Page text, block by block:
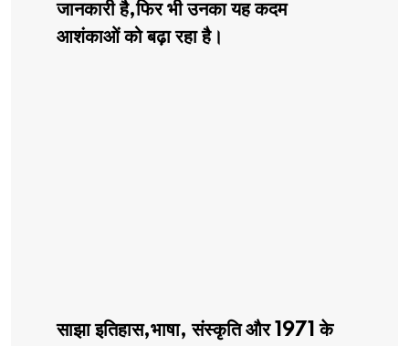
जानकारी है,फिर भी उनका यह कदम
आशंकाओं को बढ़ा रहा है।
साझा इतिहास,भाषा, संस्कृति और 1971 के